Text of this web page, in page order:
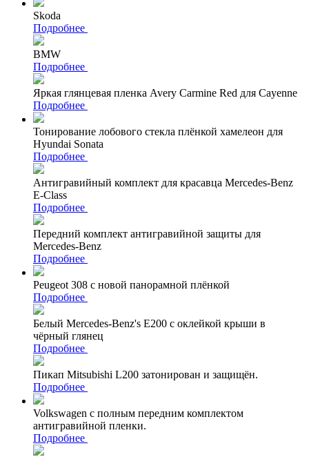
Skoda
Подробнее
BMW
Подробнее
Яркая глянцевая пленка Avery Carmine Red для Cayenne
Подробнее
Тонирование лобового стекла плёнкой хамелеон для
Hyundai Sonata
Подробнее
Антигравийный комплект для красавца Mercedes-Benz
E-Class
Подробнее
Передний комплект антигравийной защиты для
Mercedes-Benz
Подробнее
Peugeot 308 с новой панорамной плёнкой
Подробнее
Белый Mercedes-Benz's Е200 с оклейкой крыши в
чёрный глянец
Подробнее
Пикап Mitsubishi L200 затонирован и защищён.
Подробнее
Volkswagen с полным передним комплектом
антигравийной пленки.
Подробнее